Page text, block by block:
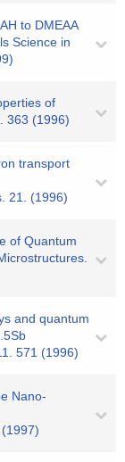
to DMEAA
Science in
of
363 (1996)
transport
21. (1996)
of Quantum
and quantum
571 (1996)
Nano-